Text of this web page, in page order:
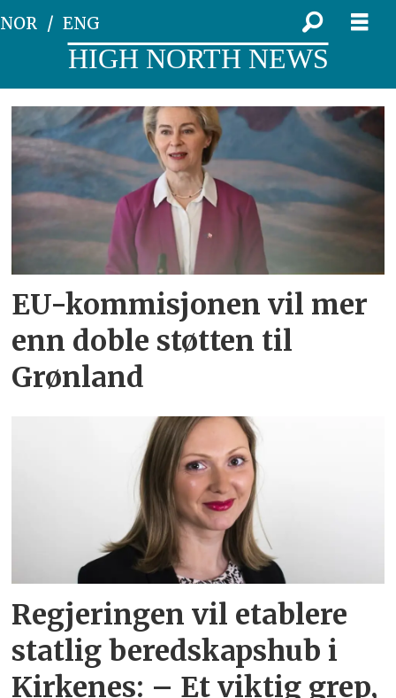
NOR ENG
HIGH NORTH NEWS
Tag:
forslag
EU-kommisjonen vil mer
enn doble støtten til
Grønland
Regjeringen vil etablere
statlig beredskapshub i
Kirkenes: – Et viktig grep,